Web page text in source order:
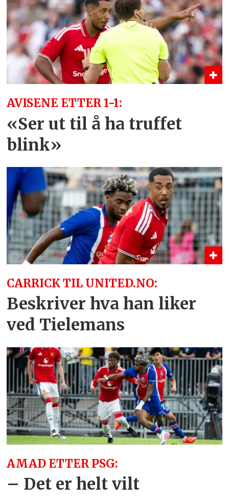
AVISENE ETTER 1-1:
«Ser ut til å ha truffet
blink»
CARRICK TIL UNITED.NO:
Beskriver hva han liker
ved Tielemans
AMAD ETTER PSG:
– Det er helt vilt